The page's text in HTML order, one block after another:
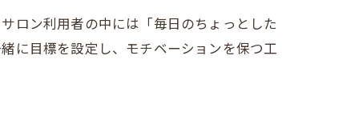
ロン利用者の中には「毎日のちょっとした
に目標を設定し、モチベーションを保つ工